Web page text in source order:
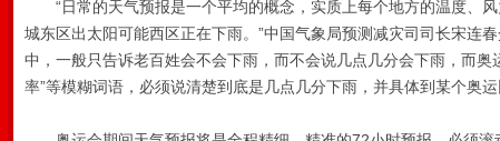
“日常的天气预报是一个平均的概念，实质上每个地方的温度、风
城东区出太阳可能西区正在下雨。 ”中国气象局预测减灾司司长宋连
中，一般只告诉老百姓会不会下雨，而不会说几点几分会下雨，而奥
率”等模糊词语，必须说清楚到底是几点几分下雨，并具体到某个奥运